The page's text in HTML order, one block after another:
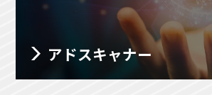
アドスキャナー